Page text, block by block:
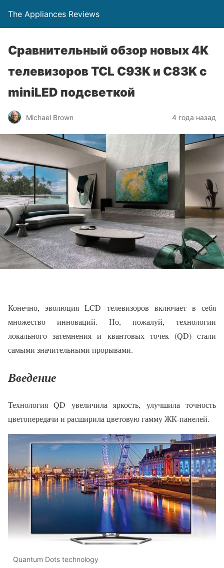
The Appliances Reviews
Сравнительный обзор новых 4K
телевизоров TCL C93K и C83K с
miniLED подсветкой
Michael Brown 4 года назад
Конечно, эволюция LCD телевизоров включает в себя
множество инноваций. Но, пожалуй, технологии
локального затемнения и квантовых точек (QD) стали
самыми значительными прорывами.
Введение
Технология QD увеличила яркость, улучшила точность
цветопередачи и расширила цветовую гамму ЖК-панелей.
Quantum Dots technology